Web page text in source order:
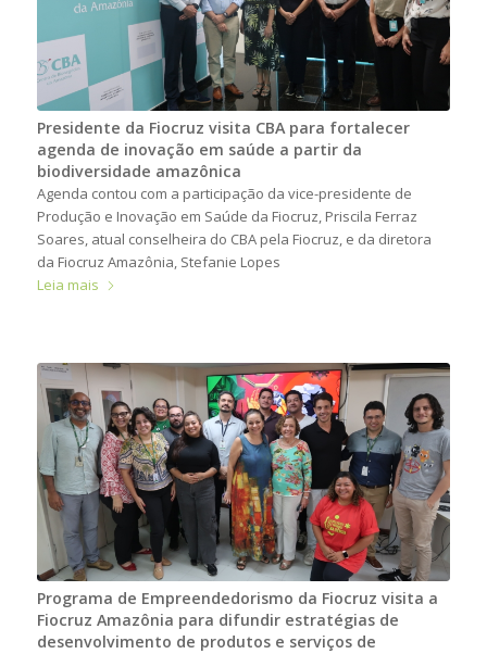
Presidente da Fiocruz visita CBA para fortalecer
agenda de inovação em saúde a partir da
biodiversidade amazônica
Agenda contou com a participação da vice-presidente de
Produção e Inovação em Saúde da Fiocruz, Priscila Ferraz
Soares, atual conselheira do CBA pela Fiocruz, e da diretora
da Fiocruz Amazônia, Stefanie Lopes
Leia mais
Programa de Empreendedorismo da Fiocruz visita a
Fiocruz Amazônia para difundir estratégias de
desenvolvimento de produtos e serviços de